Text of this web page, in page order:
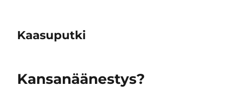
Kaasuputki
Kansanäänestys?